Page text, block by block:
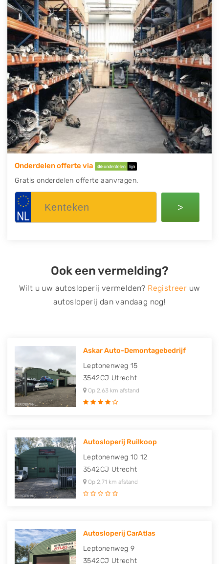
Onderdelen offerte via
Gratis onderdelen offerte aanvragen.
>
Ook een vermelding?
Wilt u uw autosloperij vermelden? Registreer uw
autosloperij dan vandaag nog!
Askar Auto-Demontagebedrijf
Leptonenweg 15
3542CJ Utrecht
Op 2,63 km afstand
Autosloperij Ruilkoop
Leptonenweg 10 12
3542CJ Utrecht
Op 2,71 km afstand
Autosloperij CarAtlas
Leptonenweg 9
3542CJ Utrecht